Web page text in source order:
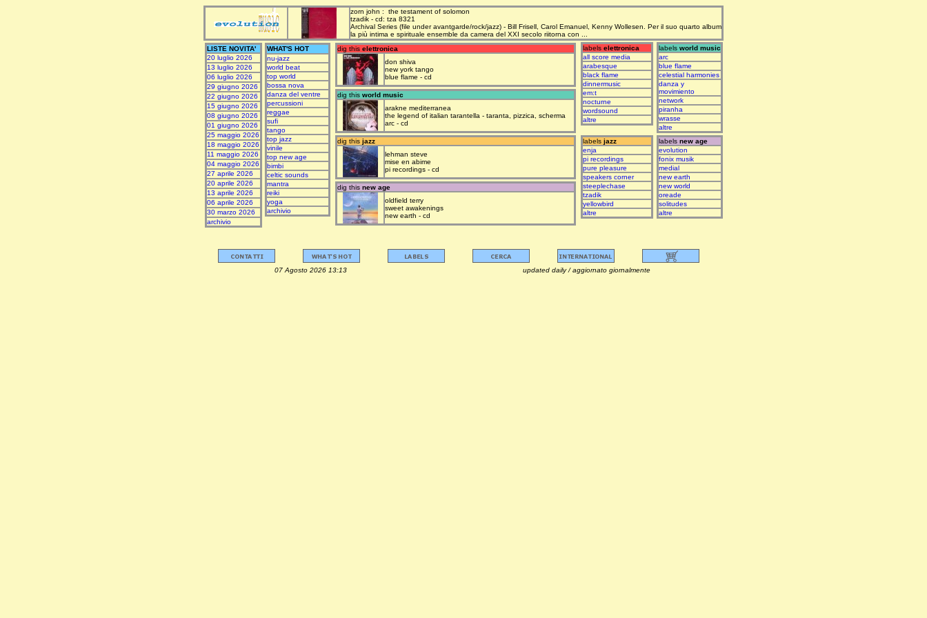
zorn john : the testament of solomon
tzadik - cd: tza 8321
Archival Series (file under avantgarde/rock/jazz) - Bill Frisell, Carol Emanuel, Kenny Wollesen. Per il suo quarto album
la più intima e spirituale ensemble da camera del XXI secolo riitorna con ...
LISTE NOVITA'
20 luglio 2026
13 luglio 2026
06 luglio 2026
29 giugno 2026
22 giugno 2026
15 giugno 2026
08 giugno 2026
01 giugno 2026
25 maggio 2026
18 maggio 2026
11 maggio 2026
04 maggio 2026
27 aprile 2026
20 aprile 2026
13 aprile 2026
06 aprile 2026
30 marzo 2026
archivio
WHAT'S HOT
nu-jazz
world beat
top world
bossa nova
danza del ventre
percussioni
reggae
sufi
tango
top jazz
vinile
top new age
bimbi
celtic sounds
mantra
reiki
yoga
archivio
dig this elettronica
don shiva
new york tango
blue flame - cd
dig this world music
arakne mediterranea
the legend of italian tarantella - taranta, pizzica, scherma
arc - cd
dig this jazz
lehman steve
mise en abime
pi recordings - cd
dig this new age
oldfield terry
sweet awakenings
new earth - cd
labels elettronica
all score media
arabesque
black flame
dinnermusic
em:t
nocturne
wordsound
altre
labels world music
arc
blue flame
celestial harmonies
danza y
movimiento
network
piranha
wrasse
altre
labels jazz
enja
pi recordings
pure pleasure
speakers corner
steeplechase
tzadik
yellowbird
altre
labels new age
evolution
fonix musik
medial
new earth
new world
oreade
solitudes
altre
07 Agosto 2026 13:13 updated daily / aggiornato giornalmente